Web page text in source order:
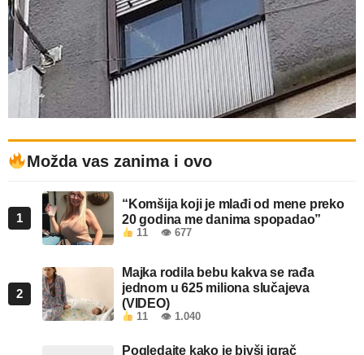
Možda vas zanima i ovo
1
“Komšija koji je mlađi od mene preko
20 godina me danima spopadao”
11 👁 677
2
Majka rodila bebu kakva se rađa
jednom u 625 miliona slučajeva
(VIDEO)
11 👁 1.040
Pogledajte kako je bivši igrač